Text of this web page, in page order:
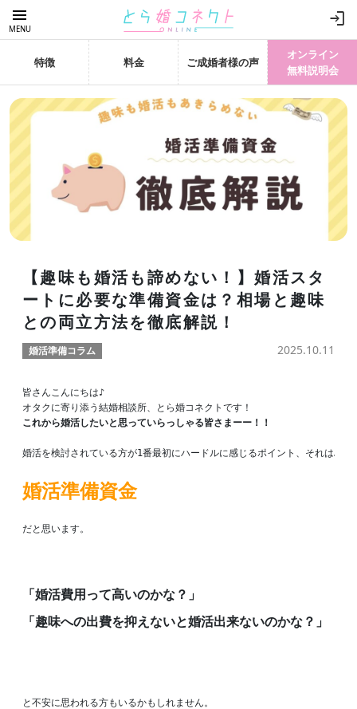
menu
MENU login
特徴 料金 ご成婚者様の声
オンライン
無料説明会
【趣味も婚活も諦めない！】婚活スタ
ートに必要な準備資金は？相場と趣味
との両立方法を徹底解説！
婚活準備コラム 2025.10.11
皆さんこんにちは♪
これから婚活したいと思っていらっしゃる皆さまーー！！
婚活を検討されている方が1番最初にハードルに感じるポイント、それは…
婚活準備資金
だと思います。
「婚活費用って高いのかな？」
「趣味への出費を抑えないと婚活出来ないのかな？」
と不安に思われる方もいるかもしれません。